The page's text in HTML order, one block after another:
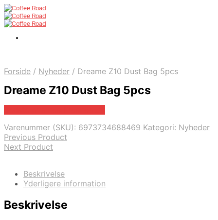
Forside / Nyheder / Dreame Z10 Dust Bag 5pcs
Dreame Z10 Dust Bag 5pcs
Varenummer (SKU): 6973734688469 Kategori: Nyheder
Previous Product
Next Product
Beskrivelse
Yderligere information
Beskrivelse